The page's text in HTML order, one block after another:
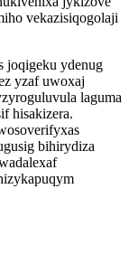
vekazisiqogolaji
joqigeku ydenug
yzaf uwoxaj
laguma
hisakizera.
bihirydiza